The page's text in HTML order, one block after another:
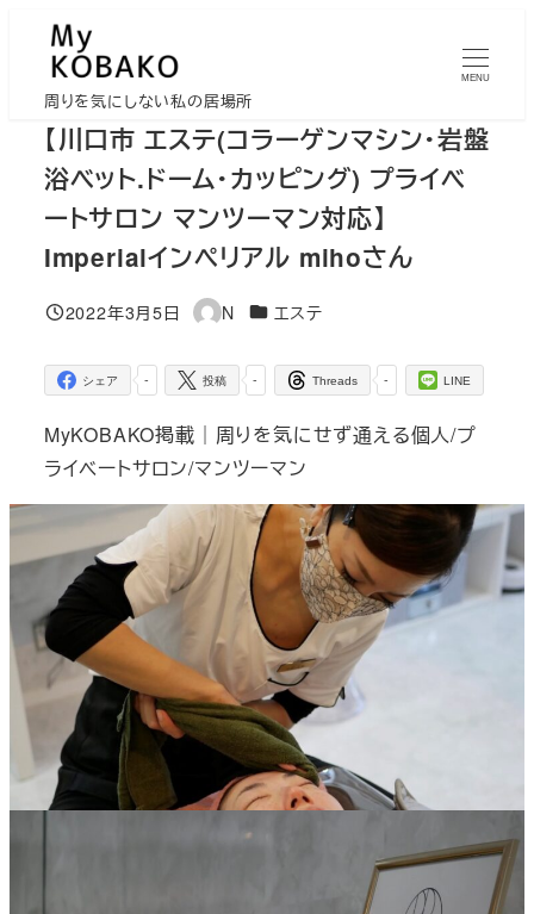
周りを気にしない私の居場所
MENU
【川口市 エステ(コラーゲンマシン・岩盤
浴ベット.ドーム・カッピング) プライベ
ートサロン マンツーマン対応】
Imperialインペリアル mihoさん
投稿日
2022年3月5日
著
N カテゴリー
エステ
-
シェア -
投稿 -
Threads LINE
MyKOBAKO掲載｜周りを気にせず通える個人/プ
ライベートサロン/マンツーマン